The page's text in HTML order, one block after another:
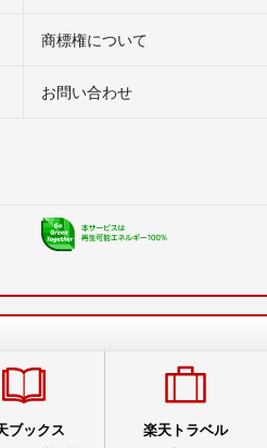
商標権について
お問い合わせ
ブックス 楽天トラベル